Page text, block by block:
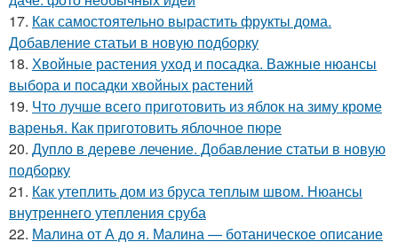
17. Как самостоятельно вырастить фрукты дома.
Добавление статьи в новую подборку
18. Хвойные растения уход и посадка. Важные нюансы
выбора и посадки хвойных растений
19. Что лучше всего приготовить из яблок на зиму кроме
варенья. Как приготовить яблочное пюре
20. Дупло в дереве лечение. Добавление статьи в новую
подборку
21. Как утеплить дом из бруса теплым швом. Нюансы
внутреннего утепления сруба
22. Малина от А до я. Малина — ботаническое описание